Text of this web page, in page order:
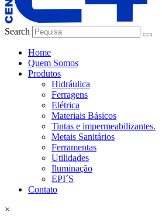
Search
Home
Quem Somos
Produtos
Hidráulica
Ferragens
Elétrica
Materiais Básicos
Tintas e impermeabilizantes.
Metais Sanitários
Ferramentas
Utilidades
Iluminação
EPI´S
Contato
×